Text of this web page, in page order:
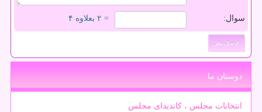
سوال: = ۲ بعلاوه ۴
دوستان ما
انتخابات مجلس ، کاندیدای مجلس